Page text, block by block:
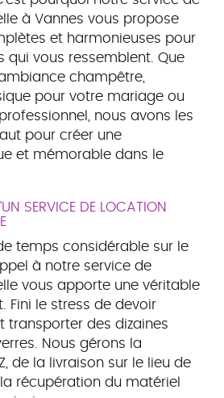
à Vannes vous propose
et harmonieuses pour
qui vous ressemblent. Que
champêtre,
pour votre mariage ou
nous avons les
pour créer une
et mémorable dans le
SERVICE DE LOCATION
temps considérable sur le
à notre service de
vous apporte une véritable
Fini le stress de devoir
transporter des dizaines
Nous gérons la
de la livraison sur le lieu de
récupération du matériel